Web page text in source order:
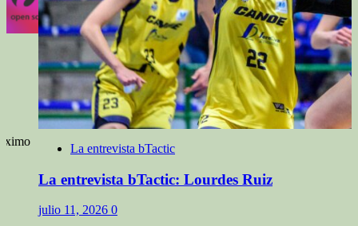
La entrevista bTactic
La entrevista bTactic: Lourdes Ruiz
julio 11, 2026 0